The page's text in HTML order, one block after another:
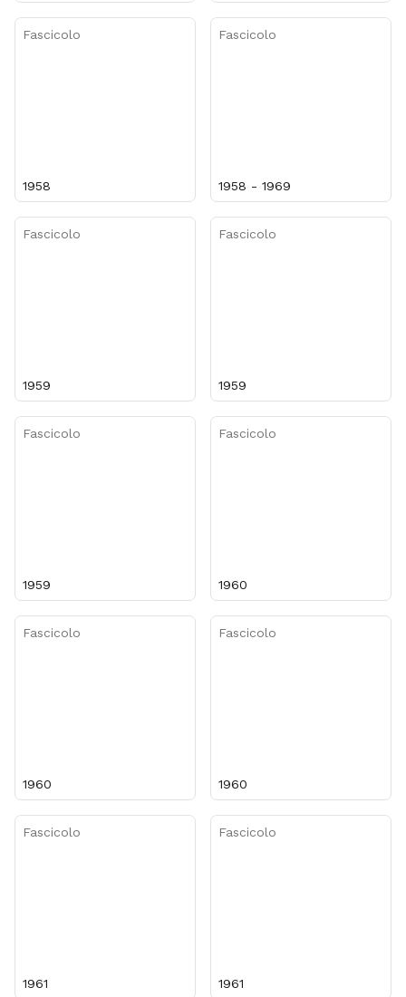
Fascicolo
1958
Fascicolo
1958 - 1969
Fascicolo
1959
Fascicolo
1959
Fascicolo
1959
Fascicolo
1960
Fascicolo
1960
Fascicolo
1960
Fascicolo
1961
Fascicolo
1961